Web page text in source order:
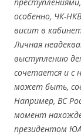
особенно, ЧК-
висит в
Личная
выступлению
сочетается и с
может быть,
Например, ВС
момент
президентом